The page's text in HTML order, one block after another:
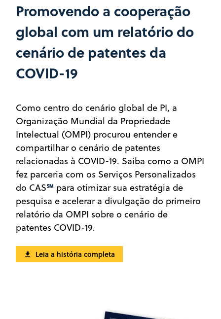
Promovendo a cooperação
global com um relatório do
cenário de patentes da
COVID-19
Como centro do cenário global de PI, a
Organização Mundial da Propriedade
Intelectual (OMPI) procurou entender e
compartilhar o cenário de patentes
relacionadas à COVID-19. Saiba como a OMPI
fez parceria com os Serviços Personalizados
do CAS℠ para otimizar sua estratégia de
pesquisa e acelerar a divulgação do primeiro
relatório da OMPI sobre o cenário de
patentes COVID-19.
Leia a história completa